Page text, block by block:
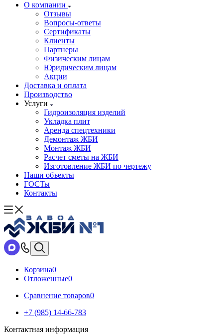
О компании
Отзывы
Вопросы-ответы
Сертификаты
Клиенты
Партнеры
Физическим лицам
Юридическим лицам
Акции
Доставка и оплата
Производство
Услуги
Гидроизоляция изделий
Укладка плит
Аренда спецтехники
Демонтаж ЖБИ
Монтаж ЖБИ
Расчет сметы на ЖБИ
Изготовление ЖБИ по чертежу
Наши объекты
ГОСТы
Контакты
Корзина0
Отложенные0
Сравнение товаров0
+7 (985) 14-66-783
Контактная информация